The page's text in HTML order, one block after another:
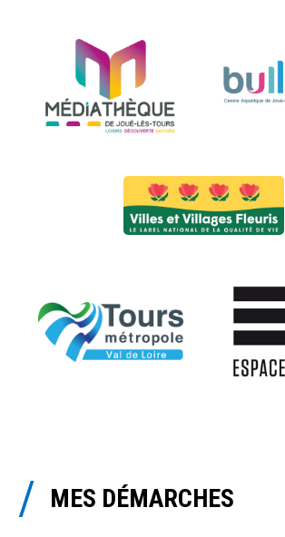
MES DÉMARCHES